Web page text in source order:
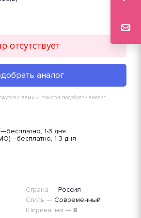
отсутствует
аналог
с вами и помогут подобрать аналог
—бесплатно, 1-3 дня
—бесплатно, 1-3 дня
Страна — Россия
Стиль — Современный
Ширина, мм — 8